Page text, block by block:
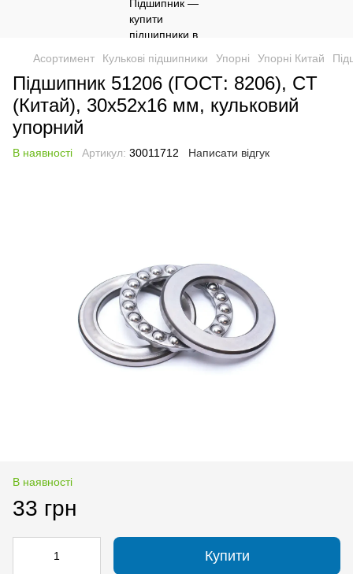
Асортимент Кулькові підшипники Упорні Упорні Китай
Підшипник 51206 (ГОСТ: 8206), CT
(Китай), 30х52х16 мм, кульковий
упорний
В наявності Артикул: 30011712 Написати відгук
В наявності
33 грн
Купити